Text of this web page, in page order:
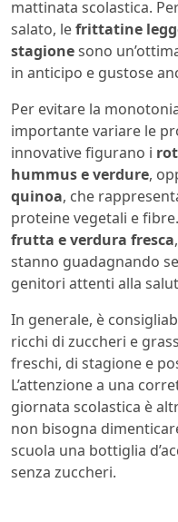
mattinata scolastica.
salato, lefrittatine
stagionesono
in anticipo e gustose
Per evitare la
importante variare le
innovative figurano i
hummus e verdure,
quinoa, che
proteine vegetali e
frutta e verdura fresca
stanno guadagnando
genitori attenti alla
In generale, è
ricchi di zuccheri e
freschi, di stagione e
L’attenzione a una
giornata scolastica è
non bisogna
scuola una bottiglia
senza zuccheri.